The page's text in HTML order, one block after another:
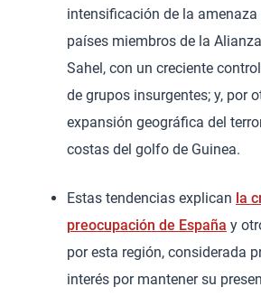
intensificación de la
países miembros de la
Sahel, con un creciente
de grupos insurgentes; y, por
expansión geográfica del
costas del golfo de Guinea.
Estas tendencias explican la
preocupación de España y
por esta región, considerada
interés por mantener su